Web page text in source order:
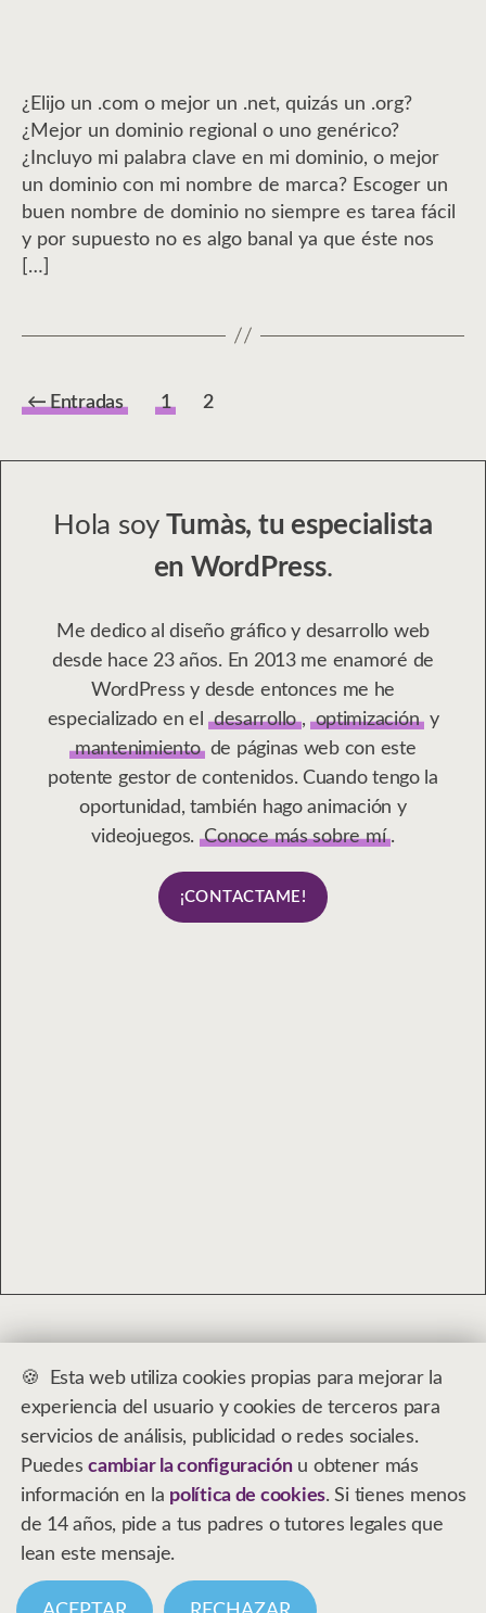
¿Elijo un .com o mejor un .net, quizás un .org?
¿Mejor un dominio regional o uno genérico?
¿Incluyo mi palabra clave en mi dominio, o mejor
un dominio con mi nombre de marca? Escoger un
buen nombre de dominio no siempre es tarea fácil
y por supuesto no es algo banal ya que éste nos
[…]
PAGINACIÓN
← Entradas 1 2
Hola soy Tumàs, tu especialista
en WordPress.
Me dedico al diseño gráfico y desarrollo web
desde hace 23 años. En 2013 me enamoré de
WordPress y desde entonces me he
especializado en el desarrollo , optimización y
mantenimiento de páginas web con este
potente gestor de contenidos. Cuando tengo la
oportunidad, también hago animación y
videojuegos. Conoce más sobre mí .
¡CONTACTAME!
Contáctame
Cookies
Administrar cookies
Mapa web
Esta web utiliza cookies propias para mejorar la
experiencia del usuario y cookies de terceros para
servicios de análisis, publicidad o redes sociales.
Puedescambiar la configuraciónu obtener más
información en la política de cookies. Si tienes menos
de 14 años, pide a tus padres o tutores legales que
lean este mensaje.